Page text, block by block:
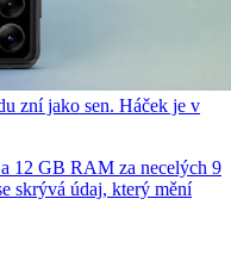
zní jako sen. Háček je v
12 GB RAM za necelých 9
skrývá údaj, který mění